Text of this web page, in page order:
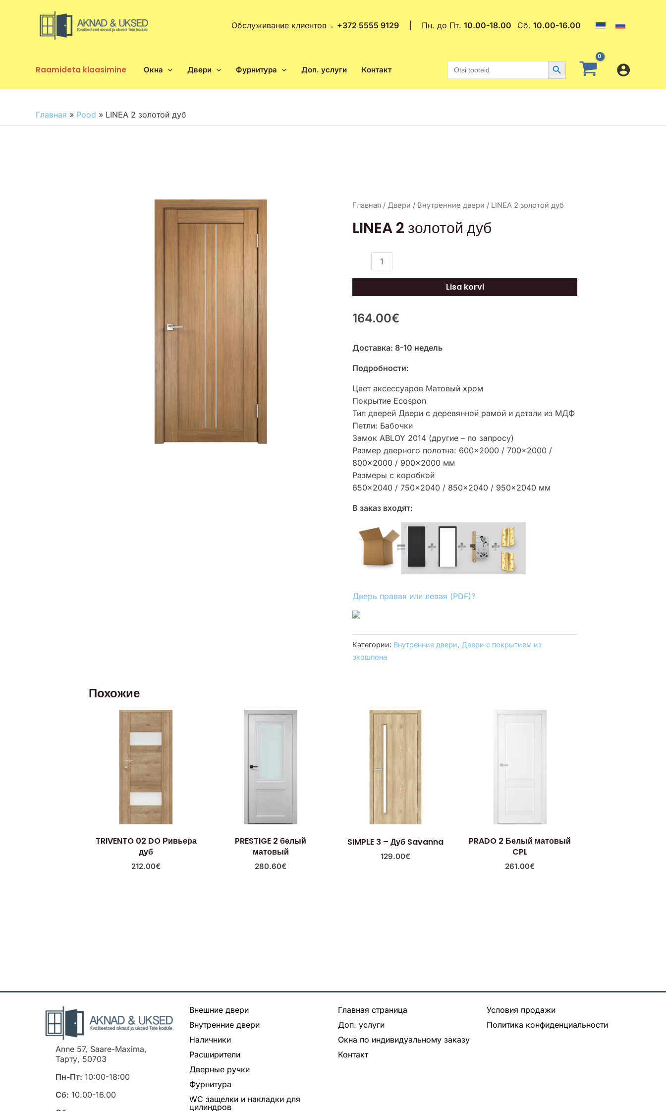
Обслуживание клиентов→ +372 5555 9129 | Пн. до Пт. 10.00-18.00 Сб. 10.00-16.00
Raamideta klaasimine Окна Двери Фурнитура Доп. услуги Контакт
Search
for:
Search Button
Главная » Pood » LINEA 2 золотой дуб
Главная /Двери / Внутренние двери / LINEA 2 золотой дуб
LINEA 2 золотой дуб
164.00€
Количество
LINEA
золотой
Lisa korvi
Доставка: 8-10 недель
Подробности:
Цвет аксессуаров Матовый хром
Покрытие Ecospon
Тип дверей Двери с деревянной рамой и детали из МДФ
Петли: Бабочки
Замок ABLOY 2014 (другие – по запросу)
Размер дверного полотна: 600×2000 / 700×2000 /
800×2000 / 900×2000 мм
Размеры с коробкой
650×2040 / 750×2040 / 850×2040 / 950×2040 мм
В заказ входят:
Дверь правая или левая (PDF)?
Категории: Внутренние двери,Двери с покрытием из
экошпона
Похожие
TRIVENTO 02 DO Ривьера
дуб
212.00€
PRESTIGE 2 белый
матовый
280.60€
SIMPLE 3 – Дуб Savanna
129.00€
PRADO 2 Белый матовый
CPL
261.00€
Anne 57, Saare-Maxima,
Тарту, 50703
Пн-Пт: 10:00-18:00
Сб: 10.00-16.00
Внешние двери
Внутренние двери
Наличники
Расширители
Дверные ручки
Фурнитура
WC защелки и накладки для
цилиндров
Главная страница
Доп. услуги
Окна по индивидуальному заказу
Контакт
Условия продажи
Политика конфиденциальности